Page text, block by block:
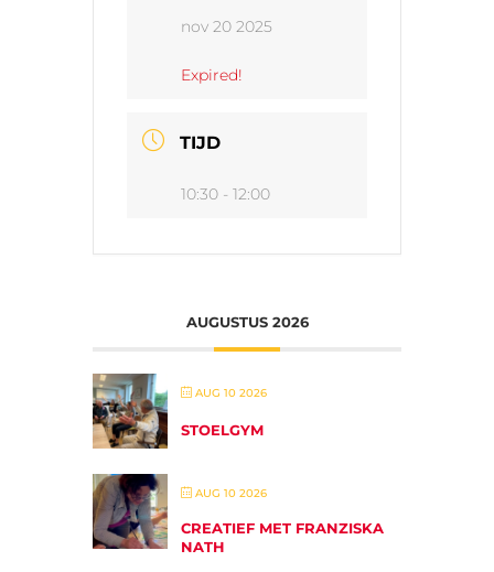
nov 20 2025
Expired!
TIJD
10:30 - 12:00
AUGUSTUS 2026
AUG 10 2026
STOELGYM
AUG 10 2026
CREATIEF MET FRANZISKA
NATH